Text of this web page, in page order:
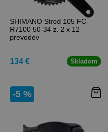
SHIMANO Stred 105 FC-
R7100 50-34 z. 2 x 12
prevodov
134 € Skladom
-5 %